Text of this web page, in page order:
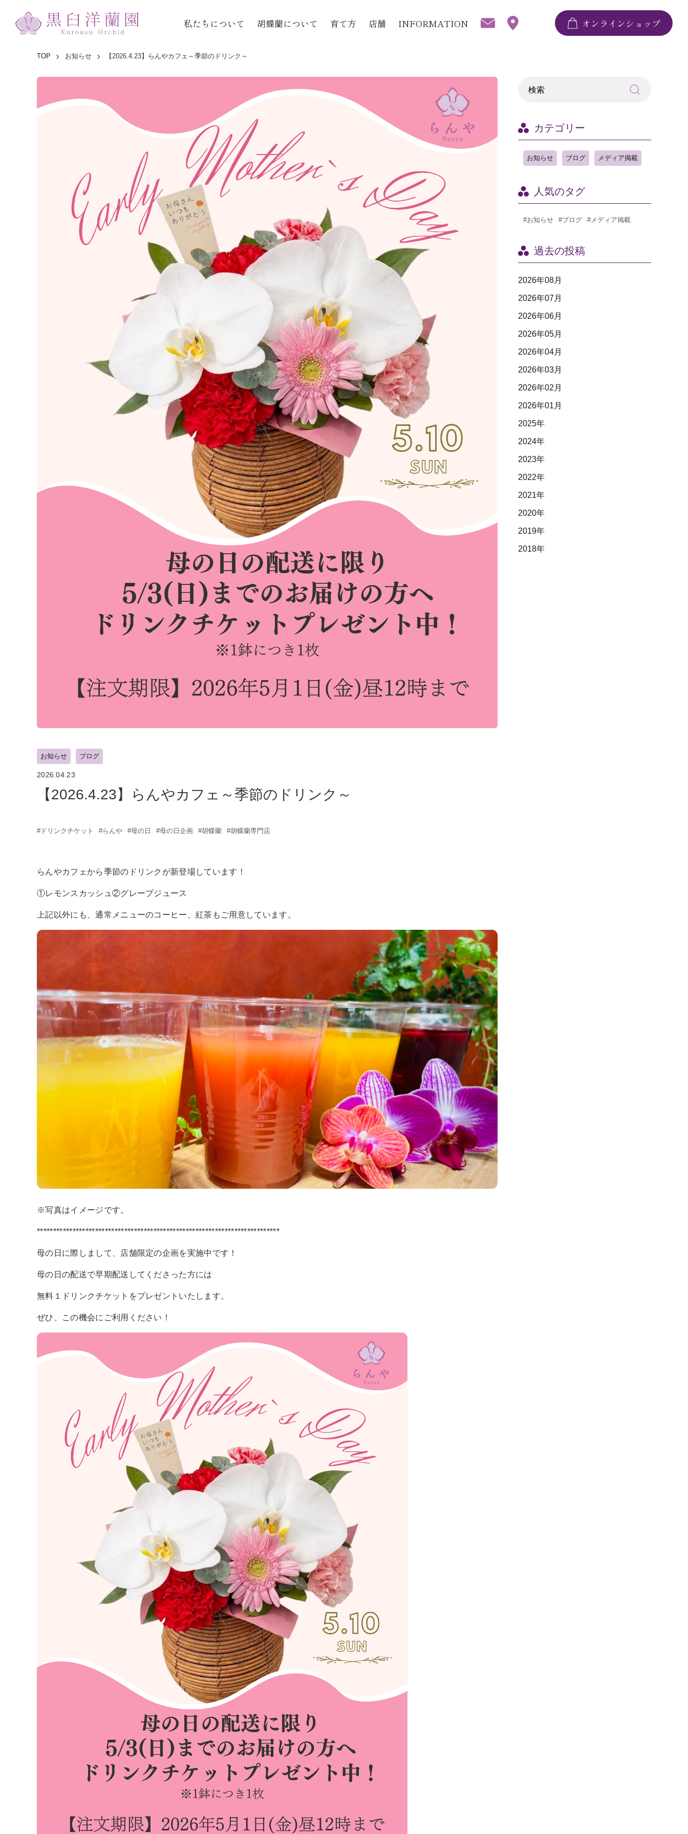
私たちについて 胡蝶蘭について 育て方 店舗 INFORMATION オンラインショップ
TOP お知らせ 【2026.4.23】らんやカフェ～季節のドリンク～
お知らせ ブログ
2026.04.23
【2026.4.23】らんやカフェ～季節のドリンク～
#ドリンクチケット #らんや #母の日 #母の日企画 #胡蝶蘭 #胡蝶蘭専門店
らんやカフェから季節のドリンクが新登場しています！
①レモンスカッシュ②グレープジュース
上記以外にも、通常メニューのコーヒー、紅茶もご用意しています。
※写真はイメージです。
***************************************************************************
母の日に際しまして、店舗限定の企画を実施中です！
母の日の配送で早期配送してくださった方には
無料１ドリンクチケットをプレゼントいたします。
ぜひ、この機会にご利用ください！
カテゴリー
お知らせ ブログ メディア掲載
人気のタグ
#お知らせ #ブログ #メディア掲載
過去の投稿
2026年08月
2026年07月
2026年06月
2026年05月
2026年04月
2026年03月
2026年02月
2026年01月
2025年
2024年
2023年
2022年
2021年
2020年
2019年
2018年